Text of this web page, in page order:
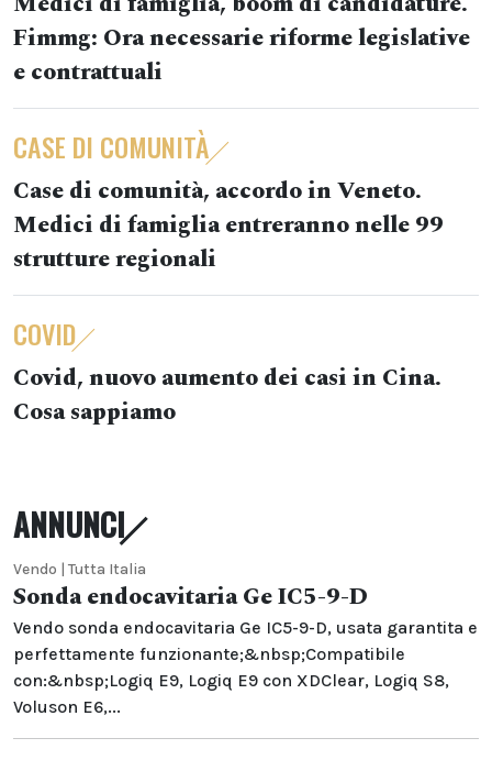
Fimmg: Ora necessarie riforme legislative
e contrattuali
CASE DI COMUNITÀ
Case di comunità, accordo in Veneto.
Medici di famiglia entreranno nelle 99
strutture regionali
COVID
Covid, nuovo aumento dei casi in Cina.
Cosa sappiamo
ANNUNCI
Vendo | Tutta Italia
Sonda endocavitaria Ge IC5-9-D
Vendo sonda endocavitaria Ge IC5-9-D, usata garantita e
perfettamente funzionante;&nbsp;Compatibile
con:&nbsp;Logiq E9, Logiq E9 con XDClear, Logiq S8,
Voluson E6,...